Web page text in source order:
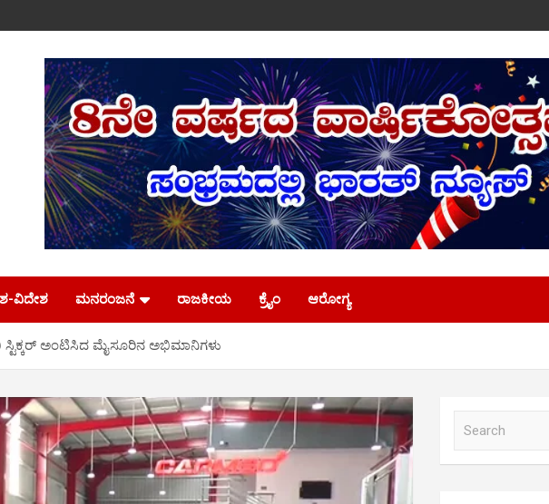
ವಿದೇಶ ಮನರಂಜನೆ ರಾಜಕೀಯ ಕ್ರೈಂ ಆರೋಗ್ಯ
ಅಂಟಿಸಿದ ಮೈಸೂರಿನ ಅಭಿಮಾನಿಗಳು